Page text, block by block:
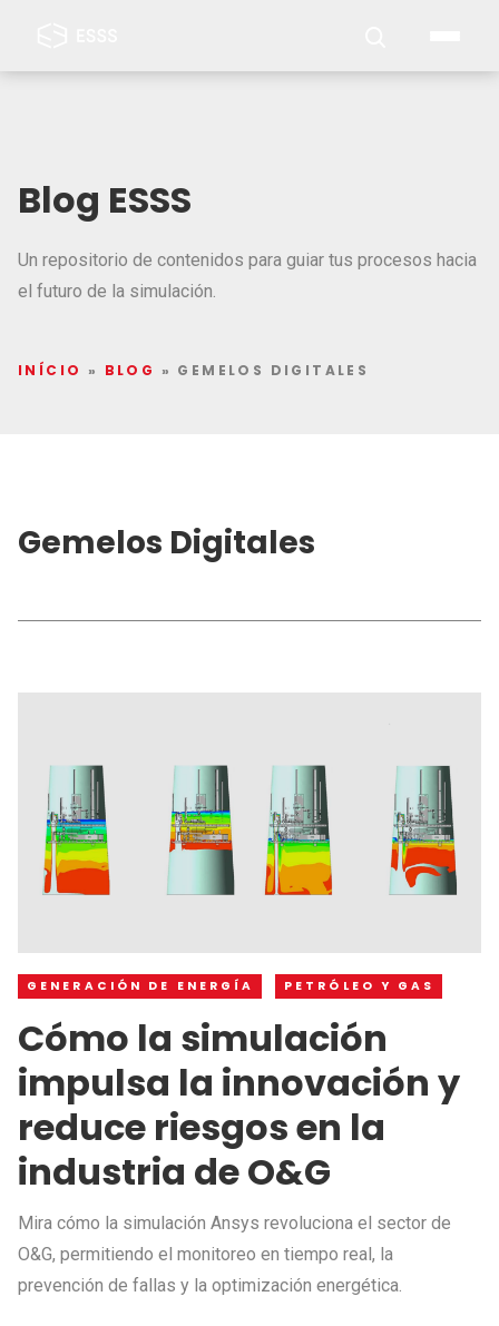
Blog ESSS
Un repositorio de contenidos para guiar tus procesos hacia
el futuro de la simulación.
INÍCIO » BLOG » GEMELOS DIGITALES
Gemelos Digitales
GENERACIÓN DE ENERGÍA PETRÓLEO Y GAS
Cómo la simulación
impulsa la innovación y
reduce riesgos en la
industria de O&G
Mira cómo la simulación Ansys revoluciona el sector de
O&G, permitiendo el monitoreo en tiempo real, la
prevención de fallas y la optimización energética.